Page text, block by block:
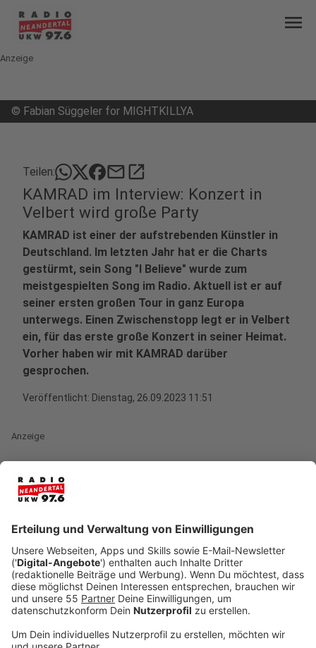
menu
Anzeige
© Fabian Süggeler for MIGHTKILLYA
Teilen: mailopen_in_new
KAMRAD im Interview: Konzert in
Velbert wird große Party
KAMRAD ist einer der aufstrebenden Künstler in
Deutschland. Im letzten Jahr hat er die Charts
gestürmt, sein Song "I Believe" wurde zum
meistgespielten Song im Radio. Aktuell ist er auf
seiner ersten großen Tour in ganz Europa
unterwegs. Einen Zwischenstopp legt er in Velbert
ein, für das erste große Konzert in seiner Heimat.
Vorher haben wir mit KAMRAD darüber
gesprochen.
Veröffentlicht: Dienstag, 26.09.2023 11:51
Anzeige
KAMRAD tourt durch Europa
Wien, Zürich, Berlin - Sänger und Songwriter Tim
Kamrad kommt aktuell ganz schön rum. Der Velberter
hat seinen Nachnamen zum Künstlernamen gemacht
großen Tour durch ganz Europa. So richtig begriffen